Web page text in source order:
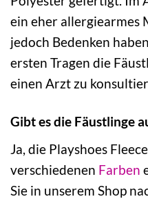
ein eher allergiearmes
jedoch Bedenken
ersten Tragen die
einen Arzt zu
Gibt es die Fäustlinge
Ja, die Playshoes
verschiedenen Farben
Sie in unserem Shop